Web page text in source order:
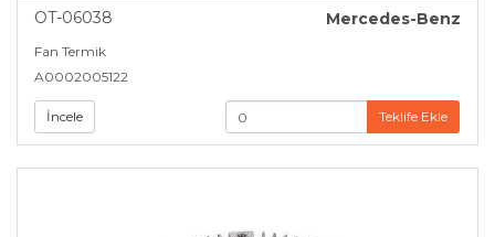
OT-06038 Mercedes-Benz
Fan Termik
A0002005122
İncele Teklife Ekle